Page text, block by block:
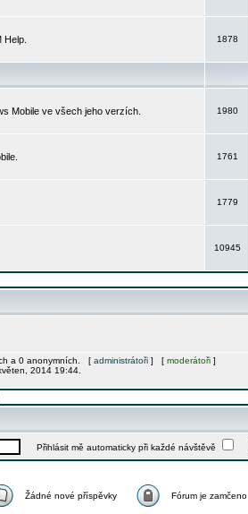
1878
Mobile ve všech jeho verzích.
1980
1761
1779
10945
a 0 anonymních. [ administrátoři ] [ moderátoři ]
2014 19:44.
Přihlásit mě automaticky při každé návštěvě
Žádné nové příspěvky Fórum je zamčeno